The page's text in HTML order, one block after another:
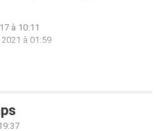
à 10:11
à 01:59